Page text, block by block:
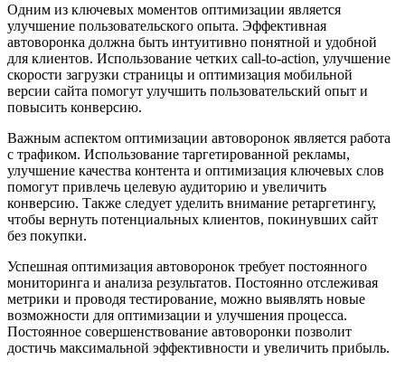
Одним из ключевых моментов оптимизации является
улучшение пользовательского опыта. Эффективная
автоворонка должна быть интуитивно понятной и удобной
для клиентов. Использование четких call-to-action, улучшение
скорости загрузки страницы и оптимизация мобильной
версии сайта помогут улучшить пользовательский опыт и
повысить конверсию.
Важным аспектом оптимизации автоворонок является работа
с трафиком. Использование таргетированной рекламы,
улучшение качества контента и оптимизация ключевых слов
помогут привлечь целевую аудиторию и увеличить
конверсию. Также следует уделить внимание ретаргетингу,
чтобы вернуть потенциальных клиентов, покинувших сайт
без покупки.
Успешная оптимизация автоворонок требует постоянного
мониторинга и анализа результатов. Постоянно отслеживая
метрики и проводя тестирование, можно выявлять новые
возможности для оптимизации и улучшения процесса.
Постоянное совершенствование автоворонки позволит
достичь максимальной эффективности и увеличить прибыль.